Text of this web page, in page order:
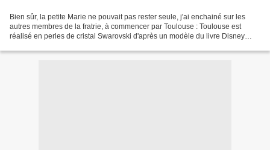
Bien sûr, la petite Marie ne pouvait pas rester seule, j'ai enchainé sur les
autres membres de la fratrie, à commencer par Toulouse : Toulouse est
réalisé en perles de cristal Swarovski d'après un modèle du livre Disney